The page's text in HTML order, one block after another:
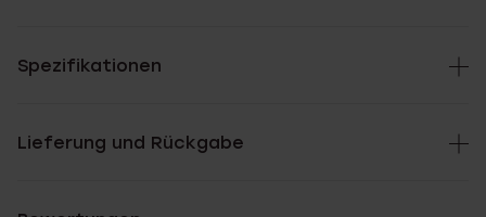
Spezifikationen
Lieferung und Rückgabe